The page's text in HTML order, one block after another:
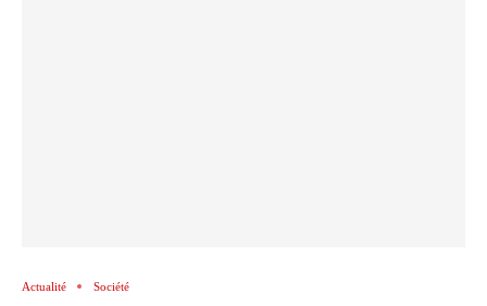
Actualité Société